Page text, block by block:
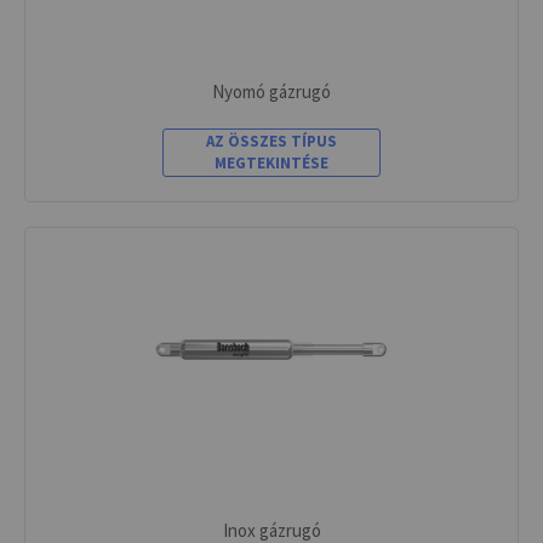
Nyomó gázrugó
AZ ÖSSZES TÍPUS
MEGTEKINTÉSE
Inox gázrugó